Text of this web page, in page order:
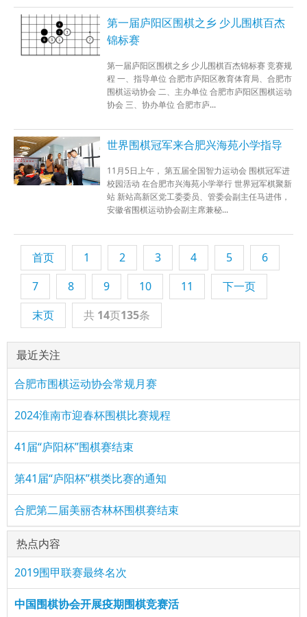
第一届庐阳区围棋之乡 少儿围棋百杰
锦标赛
第一届庐阳区围棋之乡 少儿围棋百杰锦标赛 竞赛规
程 一、指导单位 合肥市庐阳区教育体育局、合肥市
围棋运动协会 二、主办单位 合肥市庐阳区围棋运动
协会 三、协办单位 合肥市庐...
世界围棋冠军来合肥兴海苑小学指导
11月5日上午， 第五届全国智力运动会 围棋冠军进
校园活动 在合肥市兴海苑小学举行 世界冠军棋聚新
站 新站高新区党工委委员、管委会副主任马进伟，
安徽省围棋运动协会副主席兼秘...
首页 1 2 3 4 5
6
7
8 9 10 11
下一页
末页
共 14页135条
最近关注
合肥市围棋运动协会常规月赛
2024淮南市迎春杯围棋比赛规程
41届“庐阳杯”围棋赛结束
第41届“庐阳杯”棋类比赛的通知
合肥第二届美丽杏林杯围棋赛结束
热点内容
2019围甲联赛最终名次
中国围棋协会开展疫期围棋竞赛活